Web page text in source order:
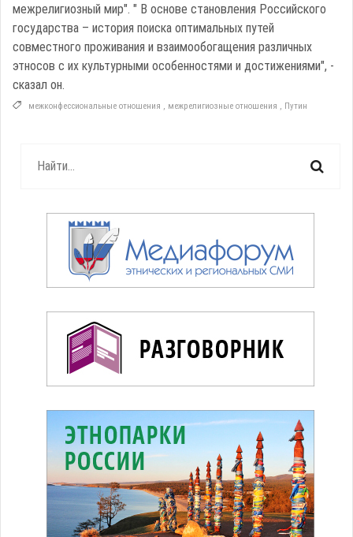
межрелигиозный мир". " В основе становления Российского
государства – история поиска оптимальных путей
совместного проживания и взаимообогащения различных
этносов с их культурными особенностями и достижениями", -
сказал он.
межконфессиональные отношения , межрелигиозные отношения , Путин